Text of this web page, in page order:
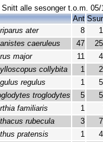
Snitt alle sesonger t.o.m. 05/
Ant
ater 8
caeruleus 47
major 11
collybita 1
regulus 1
troglodytes 5
familiaris 1
rubecula 3
pratensis 1